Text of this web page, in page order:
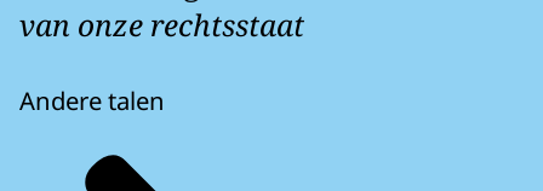
van onze rechtsstaat
Andere talen